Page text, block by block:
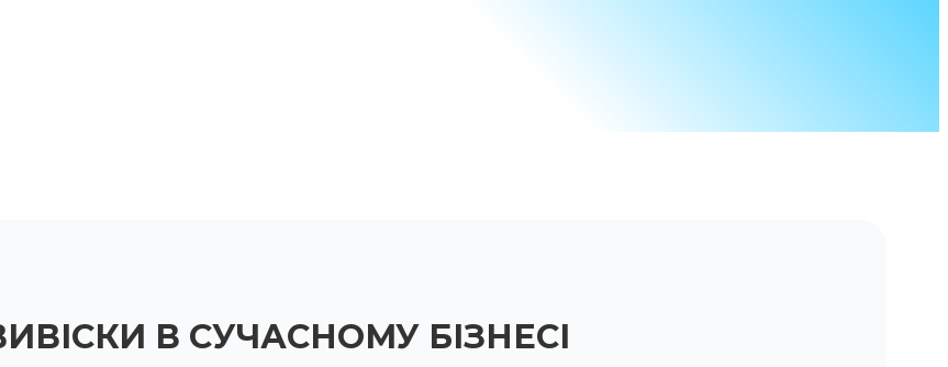
В СУЧАСНОМУ БІЗНЕСІ